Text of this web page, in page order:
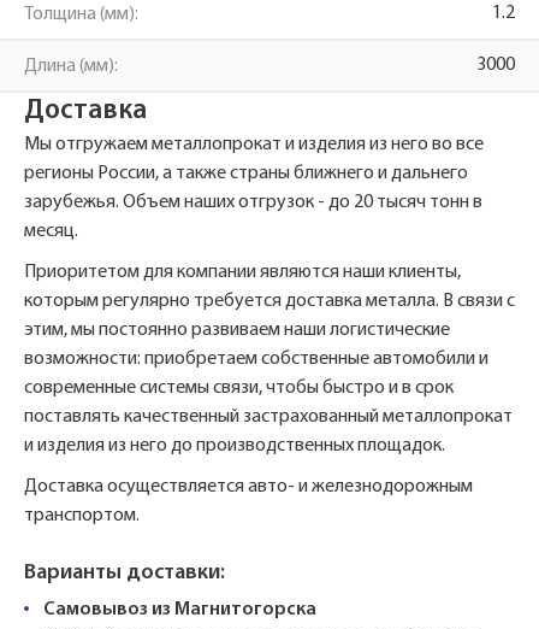
Толщина (мм): 1.2
Длина (мм): 3000
Доставка
Мы отгружаем металлопрокат и изделия из него во все
регионы России, а также страны ближнего и дальнего
зарубежья. Объем наших отгрузок - до 20 тысяч тонн в
месяц.
Приоритетом для компании являются наши клиенты,
которым регулярно требуется доставка металла. В связи с
этим, мы постоянно развиваем наши логистические
возможности: приобретаем собственные автомобили и
современные системы связи, чтобы быстро и в срок
поставлять качественный застрахованный металлопрокат
и изделия из него до производственных площадок.
Доставка осуществляется авто- и железнодорожным
транспортом.
Варианты доставки:
Самовывоз из Магнитогорска
Фасадный профиль ФПГ
Телефон
Быстрый заказ
персональных данных.
Ваша заявка будет обработана
нами в ближайшее время
Ваш заказ будет обработан нами в
ближайшее время
Ссылка для подтверждения
вами почтовый адрес. Перейдите по
ссылке подтверждения в течении 3
дней.
Отправить
Нажимая на кнопку «Отправить» вы
автоматически соглашаетесь с«Политикой
конфиденциальности»
Телефон*
Отправить
Нажимая на кнопку «Отправить» вы
автоматически соглашаетесь с«Политикой
конфиденциальности»